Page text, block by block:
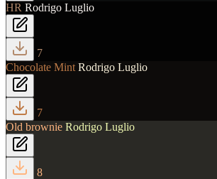
HR Rodrigo Luglio
7
Chocolate Mint Rodrigo Luglio
7
Old brownie Rodrigo Luglio
8